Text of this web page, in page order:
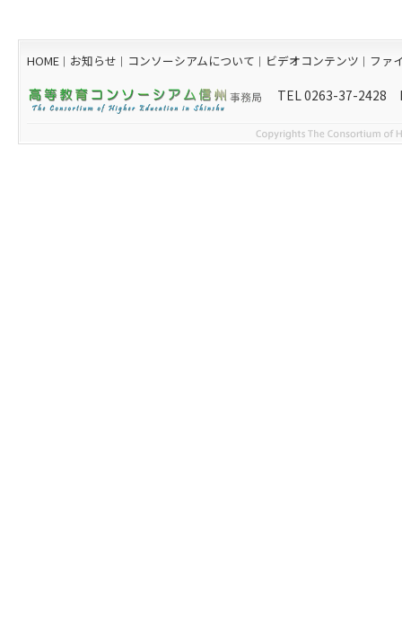
HOME ｜ お知らせ ｜ コンソーシアムについて ｜ ビデオコンテンツ ｜ ファ
TEL 0263-37-2428